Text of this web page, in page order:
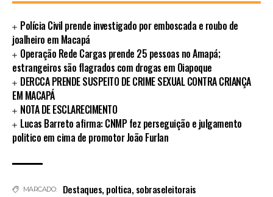
Polícia Civil prende investigado por emboscada e roubo de
joalheiro em Macapá
Operação Rede Cargas prende 25 pessoas no Amapá;
estrangeiros são flagrados com drogas em Oiapoque
DERCCA PRENDE SUSPEITO DE CRIME SEXUAL CONTRA CRIANÇA
EM MACAPÁ
NOTA DE ESCLARECIMENTO
Lucas Barreto afirma: CNMP fez perseguição e julgamento
politico em cima de promotor João Furlan
MARCADO: Destaques, poltica, sobraseleitorais